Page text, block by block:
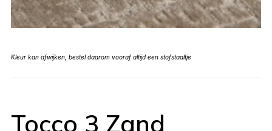
Kleur kan afwijken, bestel daarom vooraf altijd een stofstaaltje
Tocco 3 Zand